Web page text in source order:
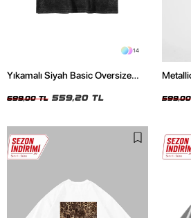
14
Yıkamalı Siyah Basic Oversize
699,00 TL 559,20 TL